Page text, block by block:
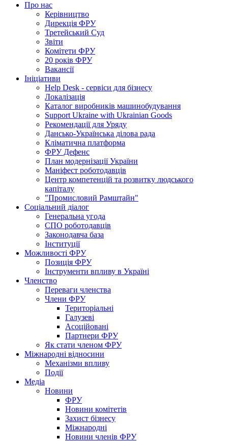
Про нас
Керівництво
Дирекція ФРУ
Третейський Суд
Звіти
Комітети ФРУ
20 років ФРУ
Вакансії
Ініціативи
Help Desk - сервіси для бізнесу
Локалізація
Каталог виробників машинобудування
Support Ukraine with Ukrainian Goods
Рекомендації для Уряду
Дансько-Українська ділова рада
Кліматична платформа
ФРУ Дефенс
План модернізації України
Маніфест роботодавців
Центр компетенцій та розвитку людського
капіталу
"Промисловий Рамштайн"
Соціальний діалог
Генеральна угода
СПО роботодавців
Законодавча база
Інституції
Можливості ФРУ
Позиція ФРУ
Інструменти впливу в Україні
Членство
Переваги членства
Члени ФРУ
Територіальні
Галузеві
Асоційовані
Партнери ФРУ
Як стати членом ФРУ
Міжнародні відносини
Механізми впливу
Події
Медіа
Новини
ФРУ
Новини комітетів
Захист бізнесу
Міжнародні
Новини членів ФРУ